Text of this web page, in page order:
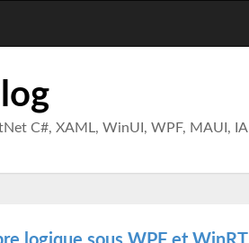
C#, XAML, WinUI, WPF, MAUI, IA